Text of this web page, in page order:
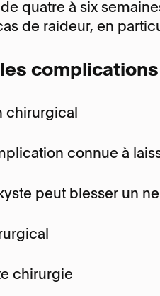
quatre à six
de raideur, en
chirurgical
connue à
peut blesser un
chirurgie